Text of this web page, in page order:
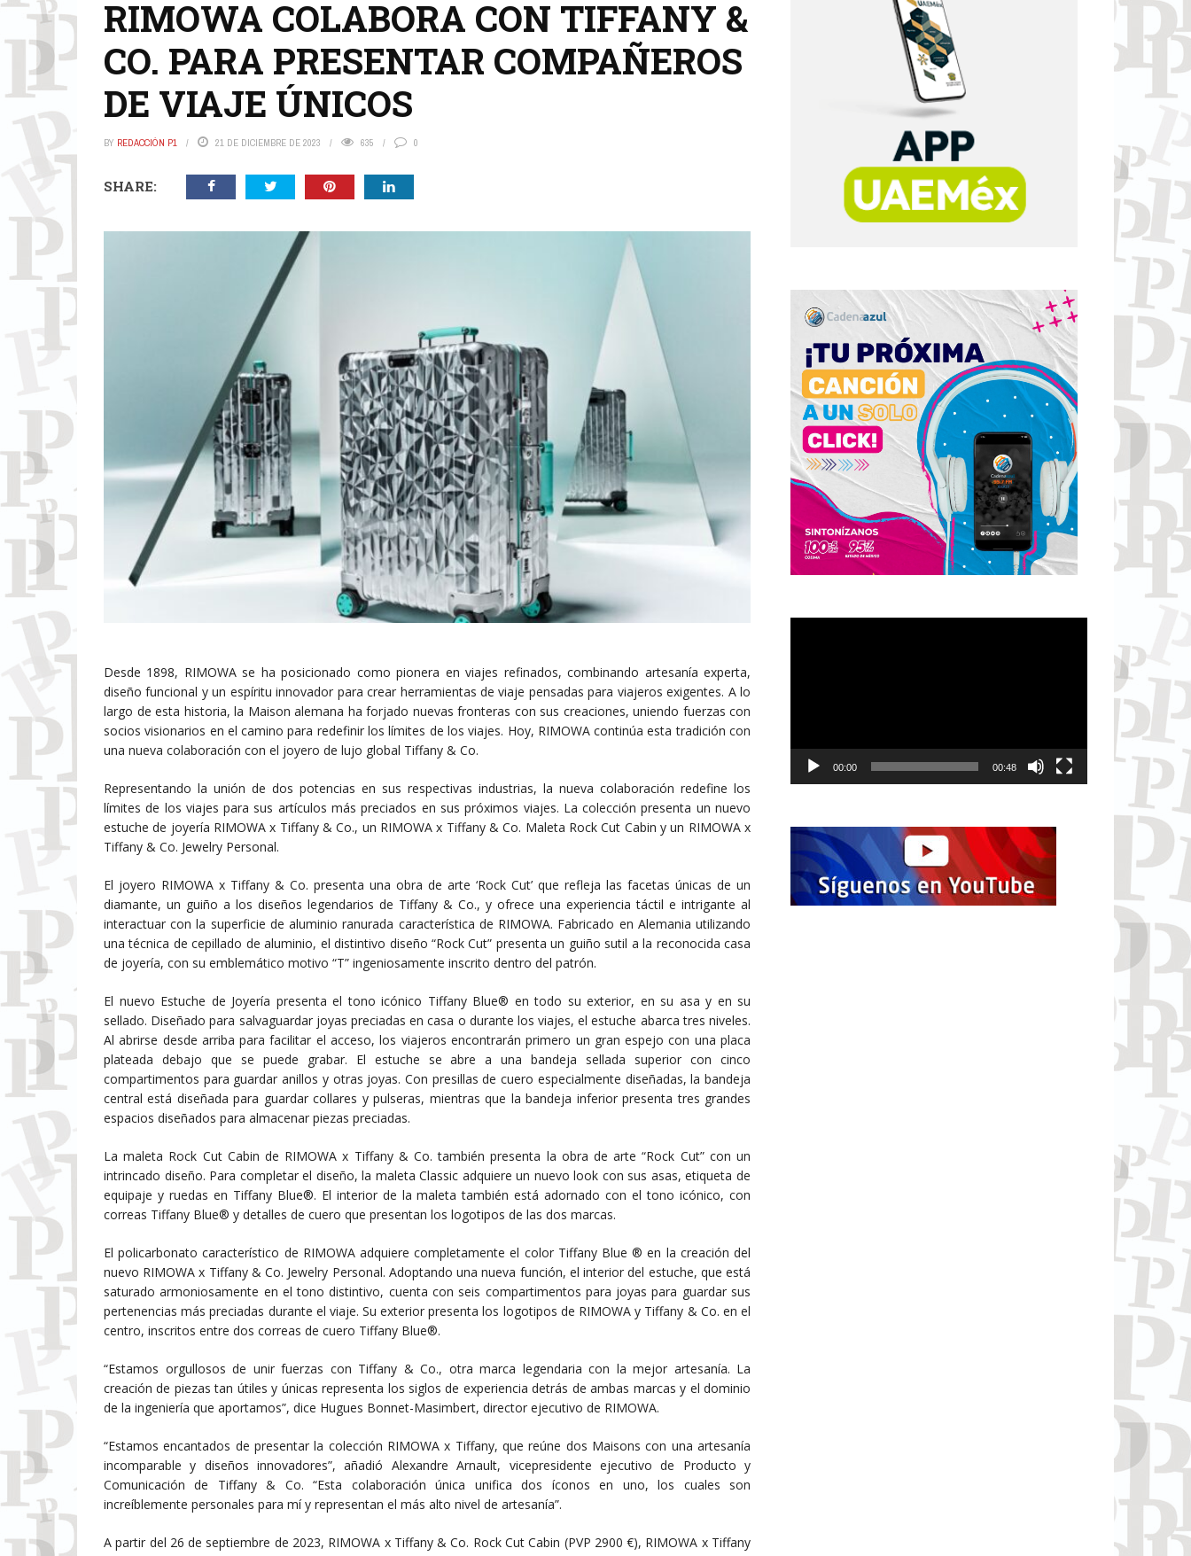
RIMOWA COLABORA CON TIFFANY &
CO. PARA PRESENTAR COMPAÑEROS
DE VIAJE ÚNICOS
BY REDACCIÓN P1 21 DE DICIEMBRE DE 2023 635 0
SHARE:
Desde 1898, RIMOWA se ha posicionado como pionera en viajes refinados, combinando artesanía experta,
diseño funcional y un espíritu innovador para crear herramientas de viaje pensadas para viajeros exigentes. A lo
largo de esta historia, la Maison alemana ha forjado nuevas fronteras con sus creaciones, uniendo fuerzas con
socios visionarios en el camino para redefinir los límites de los viajes. Hoy, RIMOWA continúa esta tradición con
una nueva colaboración con el joyero de lujo global Tiffany & Co.
Representando la unión de dos potencias en sus respectivas industrias, la nueva colaboración redefine los
límites de los viajes para sus artículos más preciados en sus próximos viajes. La colección presenta un nuevo
estuche de joyería RIMOWA x Tiffany & Co., un RIMOWA x Tiffany & Co. Maleta Rock Cut Cabin y un RIMOWA x
Tiffany & Co. Jewelry Personal.
El joyero RIMOWA x Tiffany & Co. presenta una obra de arte ‘Rock Cut’ que refleja las facetas únicas de un
diamante, un guiño a los diseños legendarios de Tiffany & Co., y ofrece una experiencia táctil e intrigante al
interactuar con la superficie de aluminio ranurada característica de RIMOWA. Fabricado en Alemania utilizando
una técnica de cepillado de aluminio, el distintivo diseño “Rock Cut” presenta un guiño sutil a la reconocida casa
de joyería, con su emblemático motivo “T” ingeniosamente inscrito dentro del patrón.
El nuevo Estuche de Joyería presenta el tono icónico Tiffany Blue® en todo su exterior, en su asa y en su
sellado. Diseñado para salvaguardar joyas preciadas en casa o durante los viajes, el estuche abarca tres niveles.
Al abrirse desde arriba para facilitar el acceso, los viajeros encontrarán primero un gran espejo con una placa
plateada debajo que se puede grabar. El estuche se abre a una bandeja sellada superior con cinco
compartimentos para guardar anillos y otras joyas. Con presillas de cuero especialmente diseñadas, la bandeja
central está diseñada para guardar collares y pulseras, mientras que la bandeja inferior presenta tres grandes
espacios diseñados para almacenar piezas preciadas.
La maleta Rock Cut Cabin de RIMOWA x Tiffany & Co. también presenta la obra de arte “Rock Cut” con un
intrincado diseño. Para completar el diseño, la maleta Classic adquiere un nuevo look con sus asas, etiqueta de
equipaje y ruedas en Tiffany Blue®. El interior de la maleta también está adornado con el tono icónico, con
correas Tiffany Blue® y detalles de cuero que presentan los logotipos de las dos marcas.
El policarbonato característico de RIMOWA adquiere completamente el color Tiffany Blue ® en la creación del
nuevo RIMOWA x Tiffany & Co. Jewelry Personal. Adoptando una nueva función, el interior del estuche, que está
saturado armoniosamente en el tono distintivo, cuenta con seis compartimentos para joyas para guardar sus
pertenencias más preciadas durante el viaje. Su exterior presenta los logotipos de RIMOWA y Tiffany & Co. en el
centro, inscritos entre dos correas de cuero Tiffany Blue®.
“Estamos orgullosos de unir fuerzas con Tiffany & Co., otra marca legendaria con la mejor artesanía. La
creación de piezas tan útiles y únicas representa los siglos de experiencia detrás de ambas marcas y el dominio
de la ingeniería que aportamos”, dice Hugues Bonnet-Masimbert, director ejecutivo de RIMOWA.
“Estamos encantados de presentar la colección RIMOWA x Tiffany, que reúne dos Maisons con una artesanía
incomparable y diseños innovadores”, añadió Alexandre Arnault, vicepresidente ejecutivo de Producto y
Comunicación de Tiffany & Co. “Esta colaboración única unifica dos íconos en uno, los cuales son
increíblemente personales para mí y representan el más alto nivel de artesanía”.
A partir del 26 de septiembre de 2023, RIMOWA x Tiffany & Co. Rock Cut Cabin (PVP 2900 €), RIMOWA x Tiffany
00:00 00:48